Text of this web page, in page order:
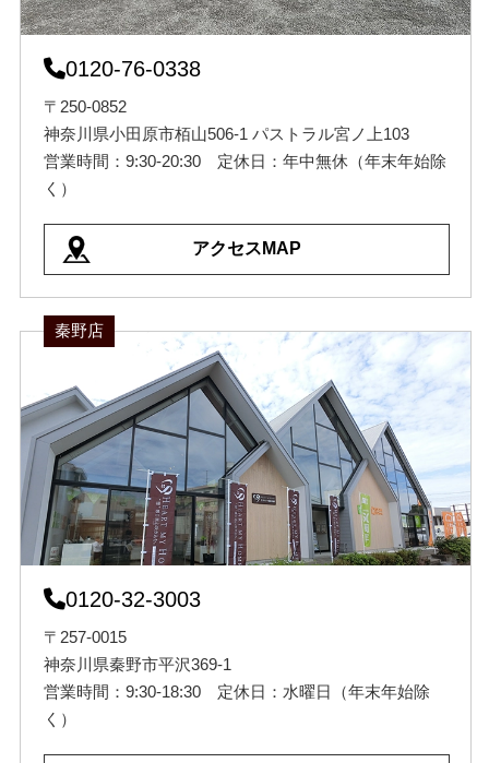
0120-76-0338
〒250-0852
神奈川県小田原市栢山506-1 パストラル宮ノ上103
営業時間：9:30-20:30 定休日：年中無休（年末年始除
く）
アクセスMAP
秦野店
0120-32-3003
〒257-0015
神奈川県秦野市平沢369-1
営業時間：9:30-18:30 定休日：水曜日（年末年始除
く）